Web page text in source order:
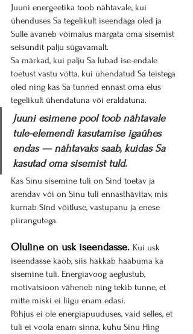
Juuni energeetika toob nähtavale, kui
ühenduses Sa tegelikult iseendaga oled ja
Sulle avaneb võimalus märgata oma sisemist
seisundit palju sügavamalt.
Sa märkad, kui palju Sa lubad ise-endale
toetust vastu võtta, kui ühendatud Sa teistega
oled ning kas Sa tunned ennast oma elus
tegelikult ühendatuna või eraldatuna.
Juuni esimene pool toob nähtavale
tule-elemendi kasutamise igaühes
endas — nähtavaks saab, kuidas Sa
kasutad oma sisemist tuld.
Kas Sinu sisemine tuli on Sind toetav ja
arendav või on Sinu tuli ennasthävitav, mis
kurnab Sind võitluse, vastupanu ja enese
piirangutega.
Oluline on usk iseendasse. Kui usk
iseendasse kaob, siis hakkab hääbuma ka
sisemine tuli. Energiavoog aeglustub,
motivatsioon väheneb ning tekib tunne, et
mitte miski ei liigu enam edasi.
Põhjus ei ole energiapuuduses, vaid selles, et
tuli ei voola enam sinna, kuhu Sinu Hing